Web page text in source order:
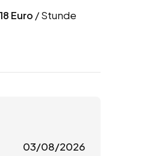
18 Euro / Stunde
03/08/2026